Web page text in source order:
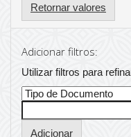
Retornar valores
Adicionar filtros:
Utilizar filtros para